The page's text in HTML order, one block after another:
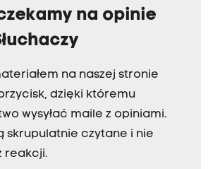
na opinie
na naszej stronie
dzięki któremu
wysyłać maile z opiniami.
skrupulatnie czytane i nie
reakcji.